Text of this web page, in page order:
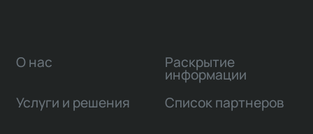
О нас
Услуги и решения
Раскрытие
информации
Список партнеров